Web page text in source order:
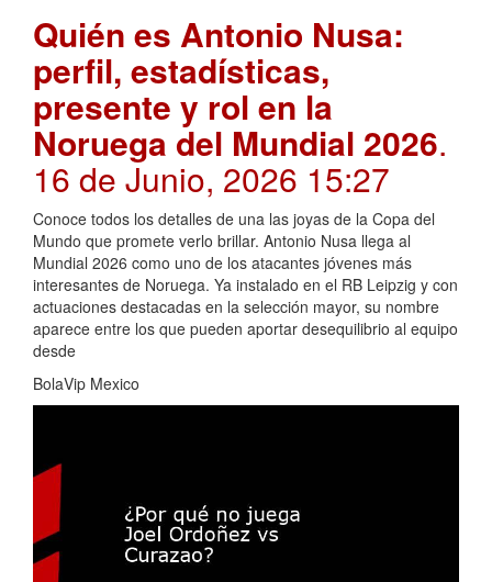
Quién es Antonio Nusa:
perfil, estadísticas,
presente y rol en la
Noruega del Mundial 2026.
16 de Junio, 2026 15:27
Conoce todos los detalles de una las joyas de la Copa del
Mundo que promete verlo brillar. Antonio Nusa llega al
Mundial 2026 como uno de los atacantes jóvenes más
interesantes de Noruega. Ya instalado en el RB Leipzig y con
actuaciones destacadas en la selección mayor, su nombre
aparece entre los que pueden aportar desequilibrio al equipo
desde
BolaVip Mexico